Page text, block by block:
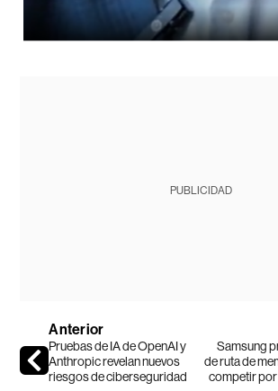
PUBLICIDAD
Anterior
Pruebas de IA de OpenAI y
Anthropic revelan nuevos
riesgos de ciberseguridad
Samsung
de ruta de
competir por